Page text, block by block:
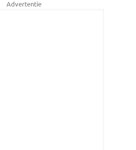
Advertentie